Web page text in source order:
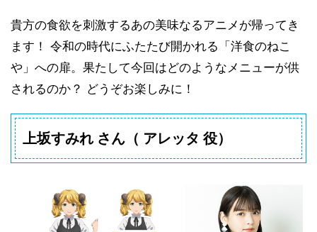
貴方の食欲を刺激するあの美味なるアニメが帰ってき
ます！ 令和の時代にふたたび開かれる「洋食のねこ
や」への扉。果たして今回はどのようなメニューが供
されるのか？ どうぞお楽しみに！
上坂すみれ さん（ アレッタ 役）